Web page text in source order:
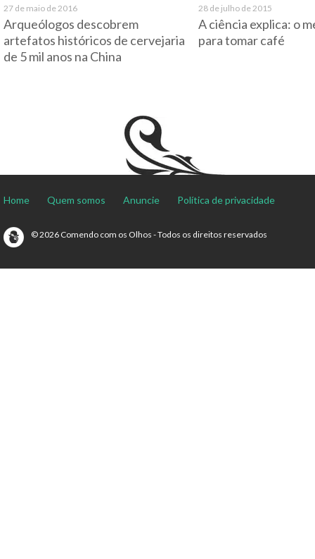
27 de maio de 2016
Arqueólogos descobrem
artefatos históricos de cervejaria
de 5 mil anos na China
28 de julho de 2015
A ciência explica: o
para tomar café
Home Quem somos Anuncie Política de privacidade
© 2026 Comendo com os Olhos - Todos os direitos reservados